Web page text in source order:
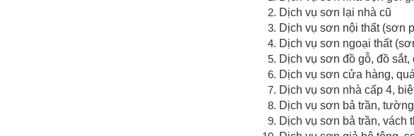
Dịch vụ sơn lại nhà cũ
Dịch vụ sơn nội thất (sơn
Dịch vụ sơn ngoại thất
Dịch vụ sơn đồ gỗ, đồ
Dịch vụ sơn cửa hàng,
Dịch vụ sơn nhà cấp 4,
Dịch vụ sơn bả trần,
Dịch vụ sơn bả trần, vách